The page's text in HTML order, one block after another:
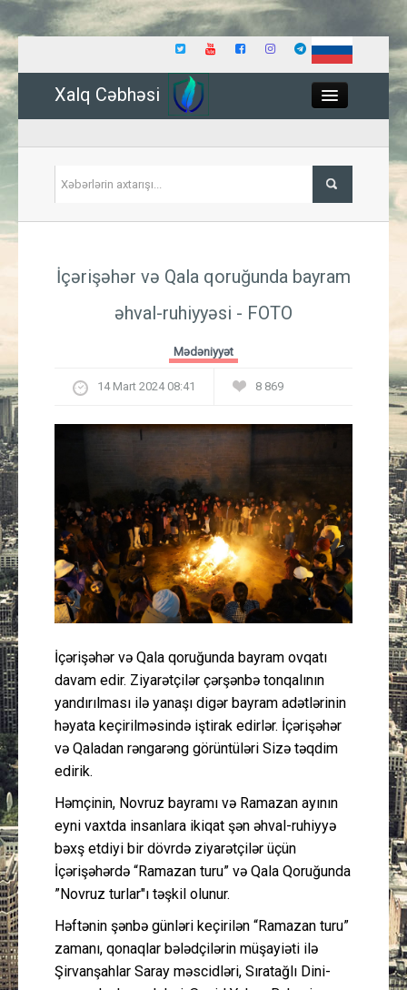
Xalq Cəbhəsi
İqtisadiyyat
Güney Azərbaycan
Müsahibə
İdman
Layihə
Gündəm
Cəmiyyət
Peşə etikası
Əlaqə
İçərişəhər və Qala qoruğunda bayram
əhval-ruhiyyəsi - FOTO
Mədəniyyət
14 Mart 2024 08:41 8 869
İçərişəhər və Qala qoruğunda bayram ovqatı
davam edir. Ziyarətçilər çərşənbə tonqalının
yandırılması ilə yanaşı digər bayram adətlərinin
həyata keçirilməsində iştirak edirlər. İçərişəhər
və Qaladan rəngarəng görüntüləri Sizə təqdim
edirik.
Həmçinin, Novruz bayramı və Ramazan ayının
eyni vaxtda insanlara ikiqat şən əhval-ruhiyyə
bəxş etdiyi bir dövrdə ziyarətçilər üçün
İçərişəhərdə “Ramazan turu” və Qala Qoruğunda
”Novruz turlar"ı təşkil olunur.
Həftənin şənbə günləri keçirilən “Ramazan turu”
zamanı, qonaqlar bələdçilərin müşayiəti ilə
Şirvanşahlar Saray məscidləri, Sıratağlı Dini-